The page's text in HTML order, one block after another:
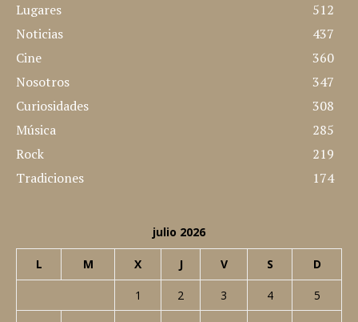
Lugares
512
Noticias
437
Cine
360
Nosotros
347
Curiosidades
308
Música
285
Rock
219
Tradiciones
174
julio 2026
L M X J V S D
1 2 3 4
5